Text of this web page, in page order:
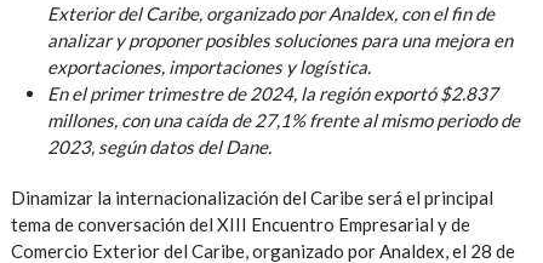
Exterior del Caribe, organizado por Analdex, con el fin de
analizar y proponer posibles soluciones para una mejora en
exportaciones, importaciones y logística.
En el primer trimestre de 2024, la región exportó $2.837
millones, con una caída de 27,1% frente al mismo periodo de
2023, según datos del Dane.
Dinamizar la internacionalización del Caribe será el principal
tema de conversación del XIII Encuentro Empresarial y de
Comercio Exterior del Caribe, organizado por Analdex, el 28 de